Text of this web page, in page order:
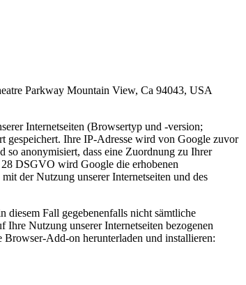
Parkway Mountain View, Ca 94043, USA
Internetseiten (Browsertyp und -version;
gespeichert. Ihre IP-Adresse wird von Google zuvor
so anonymisiert, dass eine Zuordnung zu Ihrer
DSGVO wird Google die erhobenen
der Nutzung unserer Internetseiten und des
diesem Fall gegebenenfalls nicht sämtliche
Nutzung unserer Internetseiten bezogenen
Add-on herunterladen und installieren: